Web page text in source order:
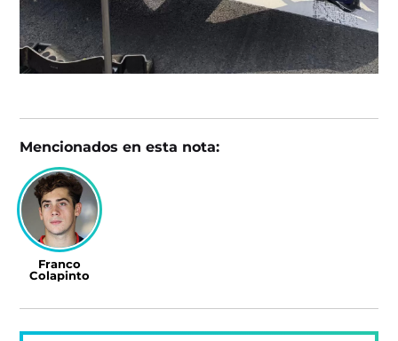
Mencionados en esta nota:
Franco
Colapinto